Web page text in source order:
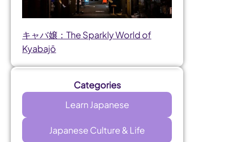
キャバ嬢：The Sparkly World of
Kyabajō
Categories
Learn Japanese
Japanese Culture & Life